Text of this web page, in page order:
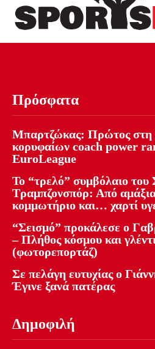
Πρόσφατα
Μπαρτζώκας: Πρώτος στη
κορυφαίων coach power
EuroLeague
Το “τρελό” συμβόλαιο του
Τραμπζονσπόρ: Από αμάξια
κομμωτήριο και… χαρτί
“Σεισμό” προκάλεσε ο
– Πλήθος κόσμου και
(φωτορεπορτάζ)
Σε πελάγη ευτυχίας ο
Έγινε ξανά πατέρας
Δημοφιλή